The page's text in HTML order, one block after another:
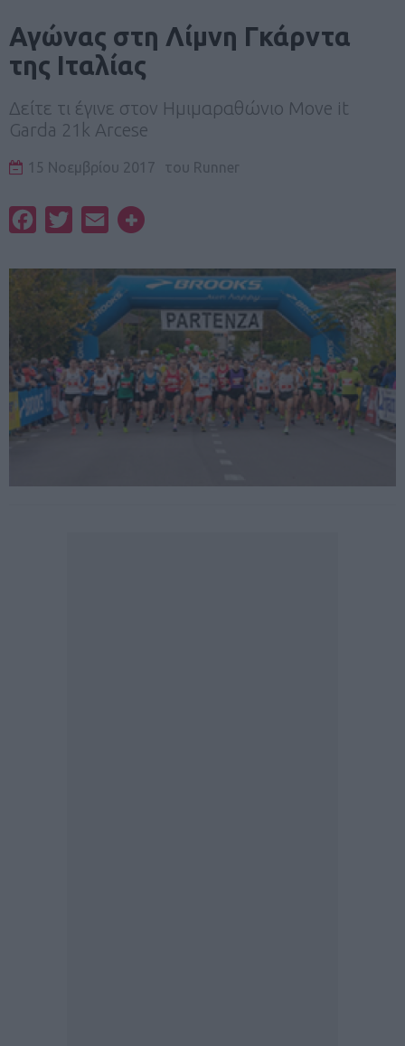
Αγώνας στη Λίμνη Γκάρντα
της Ιταλίας
Δείτε τι έγινε στον Ημιμαραθώνιο Move it
Garda 21k Arcese
15 Νοεμβρίου 2017 του Runner
FacebookTwitterEmail